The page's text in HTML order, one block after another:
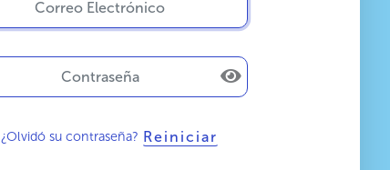
¿Olvidó su contraseña? Reiniciar